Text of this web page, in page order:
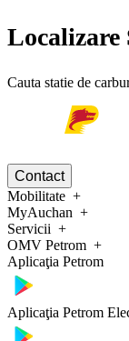
Localizare
Cauta statie de
Contact
Mobilitate
MyAuchan
Servicii
OMV Petrom
Aplicaţia Petrom
Aplicaţia Petrom